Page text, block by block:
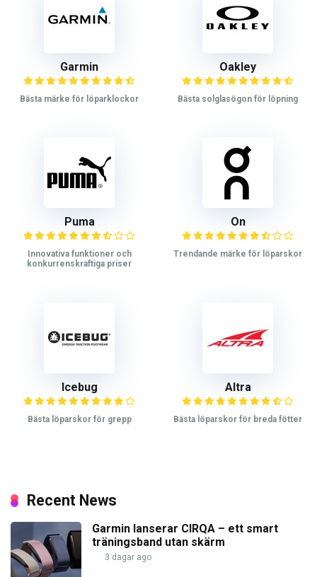
Garmin
Bästa märke för löparklockor
Oakley
Bästa solglasögon för löpning
Puma
Innovativa funktioner och
konkurrenskraftiga priser
On
Trendande märke för löparskor
Icebug
Bästa löparskor för grepp
Altra
Bästa löparskor för breda fötter
Recent News
Garmin lanserar CIRQA – ett smart
träningsband utan skärm
3 dagar ago